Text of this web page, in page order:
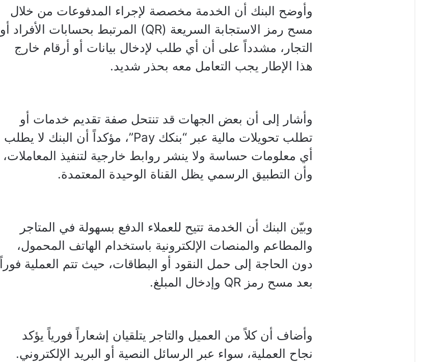
وأوضح البنك أن الخدمة مخصصة لإجراء المدفوعات من خلال
مسح رمز الاستجابة السريعة (QR) المرتبط بحسابات الأفراد أو
التجار، مشدداً على أن أي طلب لإدخال بيانات أو أرقام خارج
هذا الإطار يجب التعامل معه بحذر شديد.
وأشار إلى أن بعض الجهات قد تنتحل صفة تقديم خدمات أو
تطلب تحويلات مالية عبر “بنكك Pay”، مؤكداً أن البنك لا يطلب
أي معلومات حساسة ولا ينشر روابط خارجية لتنفيذ المعاملات،
وأن التطبيق الرسمي يظل القناة الوحيدة المعتمدة.
وبيّن البنك أن الخدمة تتيح للعملاء الدفع بسهولة في المتاجر
والمطاعم والمنصات الإلكترونية باستخدام الهاتف المحمول،
دون الحاجة إلى حمل النقود أو البطاقات، حيث تتم العملية فوراً
بعد مسح رمز QR وإدخال المبلغ.
وأضاف أن كلاً من العميل والتاجر يتلقيان إشعاراً فورياً يؤكد
نجاح العملية، سواء عبر الرسائل النصية أو البريد الإلكتروني.